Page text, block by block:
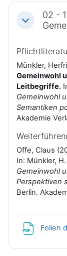
Einklappen
02 -
Münkler,
Gemeinwohl
Leitbegriffe.
Gemeinwohl
Semantiken
Akademie
Offe, Claus
In: Münkler,
Gemeinwohl
Perspektiven
Berlin.
Folien